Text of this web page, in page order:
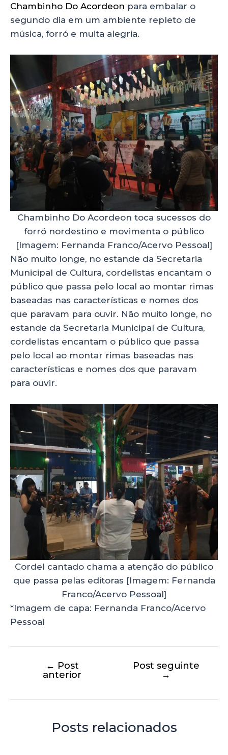
Chambinho Do Acordeon para embalar o
segundo dia em um ambiente repleto de
música, forró e muita alegria.
Chambinho Do Acordeon toca sucessos do
forró nordestino e movimenta o público
[Imagem: Fernanda Franco/Acervo Pessoal]
Não muito longe, no estande da Secretaria
Municipal de Cultura, cordelistas encantam o
público que passa pelo local ao montar rimas
baseadas nas características e nomes dos
que paravam para ouvir. Não muito longe, no
estande da Secretaria Municipal de Cultura,
cordelistas encantam o público que passa
pelo local ao montar rimas baseadas nas
características e nomes dos que paravam
para ouvir.
Cordel cantado chama a atenção do público
que passa pelas editoras [Imagem: Fernanda
Franco/Acervo Pessoal]
*Imagem de capa: Fernanda Franco/Acervo
Pessoal
← Post
anterior
Post seguinte
→
Posts relacionados